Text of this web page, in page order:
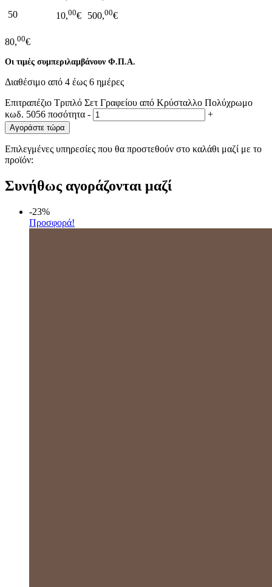
50
10,00€ 500,00€
80,00€
Οι τιμές συμπεριλαμβάνουν Φ.Π.Α.
Διαθέσιμο από 4 έως 6 ημέρες
Επιτραπέζιο Τριπλό Σετ Γραφείου από Κρύσταλλο Πολύχρωμο
κωδ. 5056 ποσότητα - +
Αγοράστε τώρα
Επιλεγμένες υπηρεσίες που θα προστεθούν στο καλάθι μαζί με το
προϊόν:
Συνήθως αγοράζονται μαζί
-23%
Προσφορά!